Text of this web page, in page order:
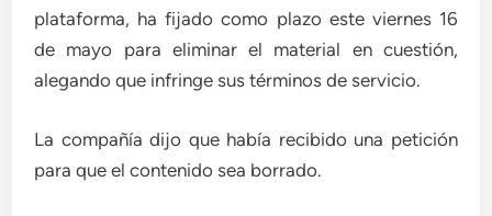
plataforma, ha fijado como plazo este viernes 16
de mayo para eliminar el material en cuestión,
alegando que infringe sus términos de servicio.
La compañía dijo que había recibido una petición
para que el contenido sea borrado.